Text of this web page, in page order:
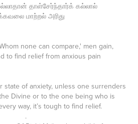
தாள்சேர்ந்தார்க் கல்லால்
மாற்றல் அரிது
none can compare,' men gain,
to find relief from anxious pain
state of anxiety, unless one surrenders
Divine or to the one being who is
way, it’s tough to find relief.
.